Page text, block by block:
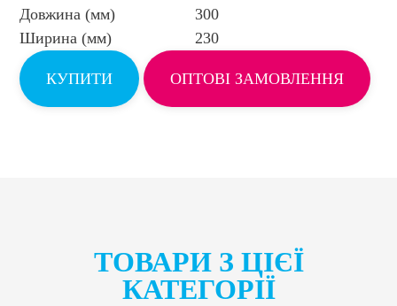
Довжина (мм)
300
Ширина (мм)
230
КУПИТИ ОПТОВІ ЗАМОВЛЕННЯ
ТОВАРИ З ЦІЄЇ
КАТЕГОРІЇ